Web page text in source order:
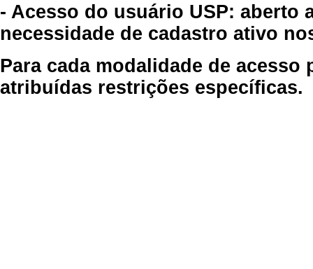
- Acesso do usuário USP: aberto
necessidade de cadastro ativo
Para cada modalidade de
atribuídas restrições específicas.